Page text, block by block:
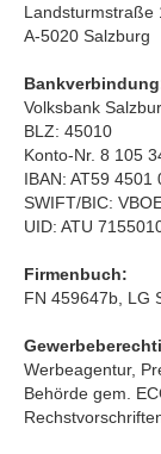
Landsturmstraße
A-5020 Salzburg
Volksbank
BLZ: 45010
Konto-Nr. 8 105
IBAN: AT59 4501
SWIFT/BIC:
UID: ATU
Firmenbuch:
FN 459647b, LG
Werbeagentur,
Behörde gem.